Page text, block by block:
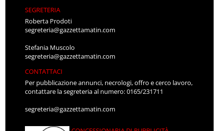
SEGRETERIA
Roberta Prodoti
segreteria@gazzettamatin.com
Stefania Muscolo
segreteria@gazzettamatin.com
CONTATTACI
Per pubblicazione annunci, necrologi, offro e cerco lavoro,
contattare la segreteria al numero: 0165/231711
segreteria@gazzettamatin.com